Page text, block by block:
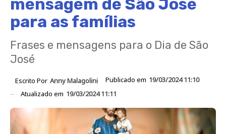
mensagem de São José
para as famílias
Frases e mensagens para o Dia de São
José
Escrito Por Anny Malagolini Publicado em 19/03/2024 11:10
Atualizado em 19/03/2024 11:11